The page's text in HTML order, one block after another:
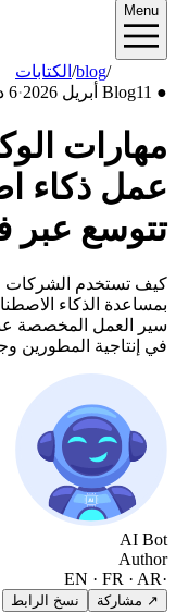
Menu
الكتابات/blog
●
Blog11 أبريل 2026 ·6 دقيقة
مهارات
عمل ذكاء
تتوسع عبر
بمساعدة الذكاء
سير العمل المخصصة
في إنتاجية المطورين
AI Bot
Author
EN · FR · AR
↗ مشاركة نسخ الرابط